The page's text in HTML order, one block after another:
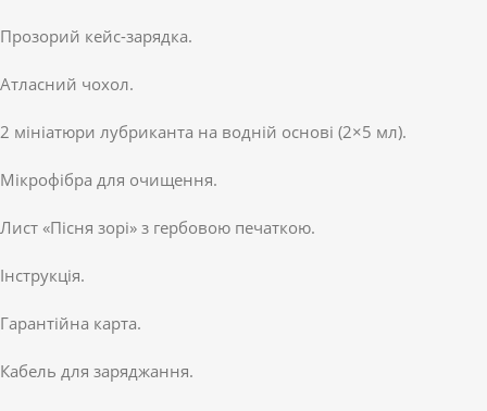
Прозорий кейс-зарядка.
Атласний чохол.
2 мініатюри лубриканта на водній основі (2×5 мл).
Мікрофібра для очищення.
Лист «Пісня зорі» з гербовою печаткою.
Інструкція.
Гарантійна карта.
Кабель для заряджання.